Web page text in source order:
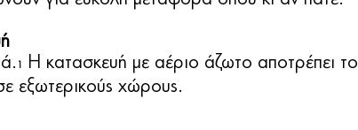
Η κατασκευή με αέριο άζωτο αποτρέπει το
εξωτερικούς χώρους.